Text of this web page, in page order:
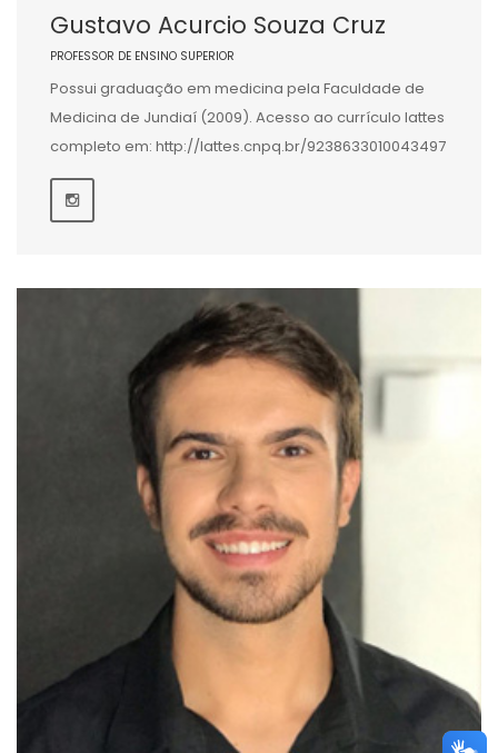
Gustavo Acurcio Souza Cruz
PROFESSOR DE ENSINO SUPERIOR
Possui graduação em medicina pela Faculdade de
Medicina de Jundiaí (2009). Acesso ao currículo lattes
completo em: http://lattes.cnpq.br/9238633010043497